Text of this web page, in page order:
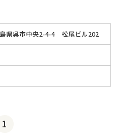
県呉市中央2-4-4 松尾ビル202
1